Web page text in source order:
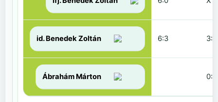
id. Benedek Zoltán 6:3 3:6
Ábrahám Márton 0:6